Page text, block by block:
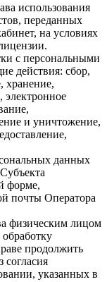
использования
переданных
на условиях
с персональными
действия: сбор,
хранение,
электронное
и уничтожение,
данных
форме,
почты Оператора
физическим лицом
обработку
продолжить
согласия
указанных в